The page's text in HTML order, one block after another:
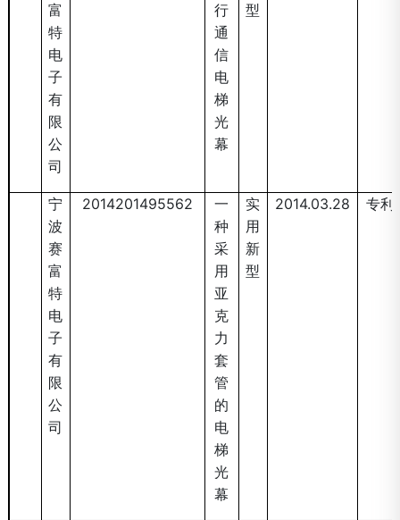
富
特
电
子
有
限
公
司
行
通
信
电
梯
光
幕
型
宁
波
赛
富
特
电
子
有
限
公
司
2014201495562
一
种
采
用
亚
克
力
套
管
的
电
梯
光
幕
实
用
新
型
2014.03.28 专利